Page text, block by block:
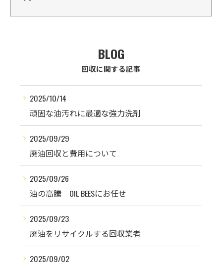
BLOG
回収に関する記事
2025/10/14
頑固な油汚れに最適な強力洗剤
2025/09/29
廃油回収と費用について
2025/09/26
油の高騰 OIL BEESにお任せ
2025/09/23
廃油をリサイクルする回収業者
2025/09/02